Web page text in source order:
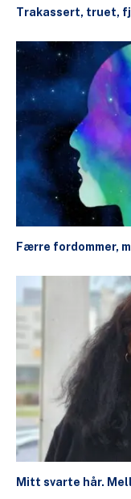
Trakassert, truet,
Færre fordommer,
Mitt svarte hår.